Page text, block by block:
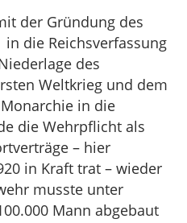
der Gründung des
in die Reichsverfassung
des
Weltkrieg und dem
in die
die Wehrpflicht als
– hier
in Kraft trat – wieder
musste unter
Mann abgebaut